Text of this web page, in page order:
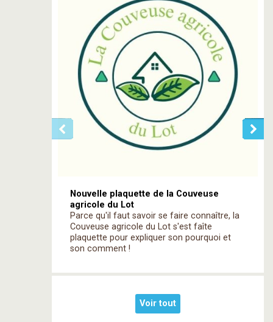
Nouvelle plaquette de la Couveuse
agricole du Lot
Parce qu'il faut savoir se faire connaître, la
Couveuse agricole du Lot s'est faîte
plaquette pour expliquer son pourquoi et
son comment !
Voir tout